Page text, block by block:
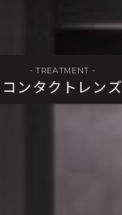
- TREATMENT -
コンタクトレンズ